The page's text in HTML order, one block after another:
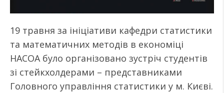
19 травня за ініціативи кафедри статистики
та математичних методів в економіці
НАСОА було організовано зустріч студентів
зі стейкхолдерами – представниками
Головного управління статистики у м. Києві.